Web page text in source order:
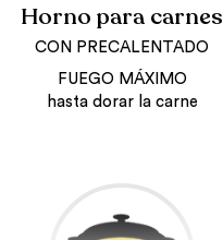
Horno para carnes
CON PRECALENTADO
FUEGO MÁXIMO
hasta dorar la carne